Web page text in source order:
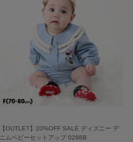
【OUTLET】20%OFF SALE ディズニー デ
ニムベビーセットアップ 0298B